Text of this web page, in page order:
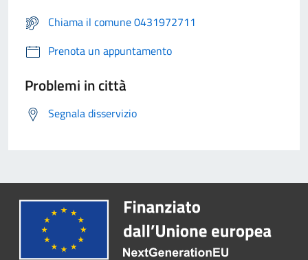
Chiama il comune 0431972711
Prenota un appuntamento
Problemi in città
Segnala disservizio